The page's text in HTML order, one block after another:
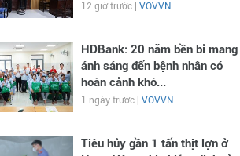
12 giờ trước | VOVVN
HDBank: 20 năm bền bỉ mang
ánh sáng đến bệnh nhân có
hoàn cảnh khó...
1 ngày trước | VOVVN
Tiêu hủy gần 1 tấn thịt lợn ở